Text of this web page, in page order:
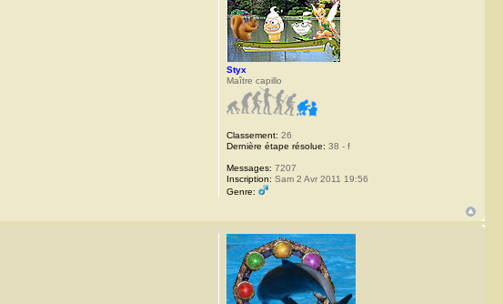
Styx
Maître capillo
Classement: 26
Dernière étape résolue: 38 - f
Messages: 7207
Inscription: Sam 2 Avr 2011 19:56
Genre: